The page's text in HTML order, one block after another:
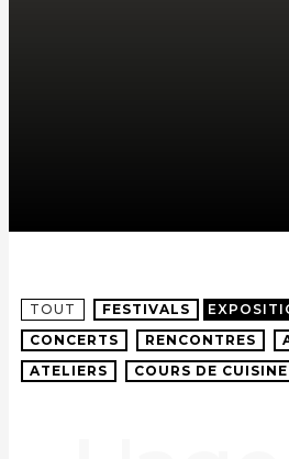
TOUT FESTIVALS
CONCERTS
RENCONTRES
ATELIERS
COURS DE CUISINE